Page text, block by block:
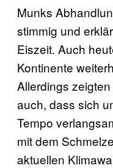
Munks
stimmig und
Eiszeit. Auch
Kontinente
Allerdings
auch, dass sich
Tempo
mit dem
aktuellen